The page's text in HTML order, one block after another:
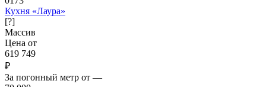
Кухня «Лаура»
[?]
Массив
Цена от
619 749
₽
За погонный метр от —